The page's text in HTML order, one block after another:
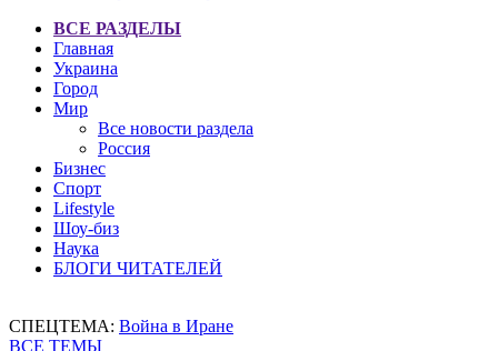
ВСЕ РАЗДЕЛЫ
Главная
Украина
Город
Мир
Все новости раздела
Россия
Бизнес
Спорт
Lifestyle
Шоу-биз
Наука
БЛОГИ ЧИТАТЕЛЕЙ
СПЕЦТЕМА: Война в Иране
ВСЕ ТЕМЫ